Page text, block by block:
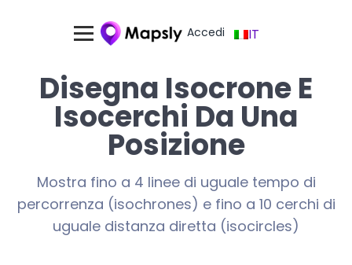
Accedi IT
Disegna Isocrone E
Isocerchi Da Una
Posizione
Mostra fino a 4 linee di uguale tempo di
percorrenza (isochrones) e fino a 10 cerchi di
uguale distanza diretta (isocircles)